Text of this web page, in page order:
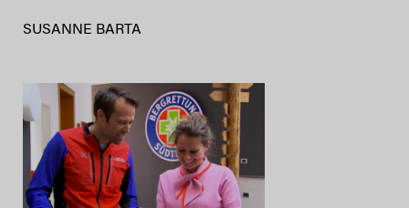
SUSANNE BARTA